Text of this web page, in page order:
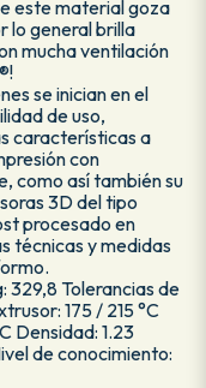
este material goza
lo general brilla
mucha ventilación
se inician en el
de uso,
características a
con
como así también su
3D del tipo
procesado en
técnicas y medidas
329,8 Tolerancias de
175 / 215 °C
Densidad: 1.23
de conocimiento: